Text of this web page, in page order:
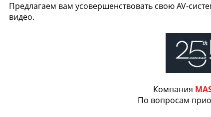
Предлагаем вам усовершенствовать свою AV-
видео.
Компания
По вопросам